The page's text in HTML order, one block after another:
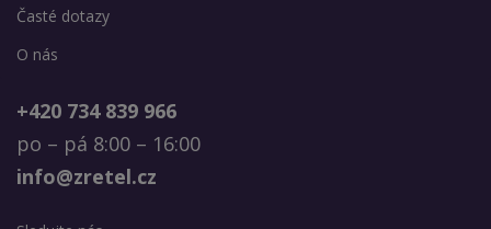
Časté dotazy
O nás
+420 734 839 966
po – pá 8:00 – 16:00
info@zretel.cz